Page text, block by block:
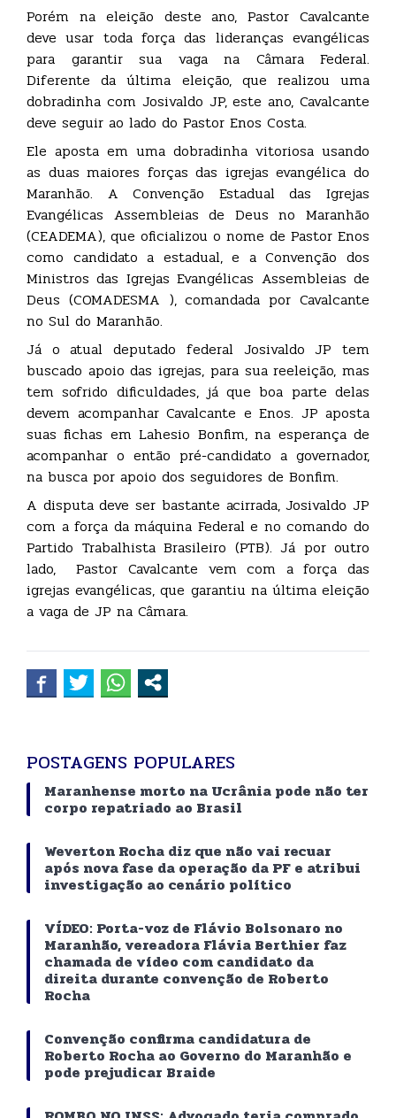
Porém na eleição deste ano, Pastor Cavalcante
deve usar toda força das lideranças evangélicas
para garantir sua vaga na Câmara Federal.
Diferente da última eleição, que realizou uma
dobradinha com Josivaldo JP, este ano, Cavalcante
deve seguir ao lado do Pastor Enos Costa.
Ele aposta em uma dobradinha vitoriosa usando
as duas maiores forças das igrejas evangélica do
Maranhão. A Convenção Estadual das Igrejas
Evangélicas Assembleias de Deus no Maranhão
(CEADEMA), que oficializou o nome de Pastor Enos
como candidato a estadual, e a Convenção dos
Ministros das Igrejas Evangélicas Assembleias de
Deus (COMADESMA ), comandada por Cavalcante
no Sul do Maranhão.
Já o atual deputado federal Josivaldo JP tem
buscado apoio das igrejas, para sua reeleição, mas
tem sofrido dificuldades, já que boa parte delas
devem acompanhar Cavalcante e Enos. JP aposta
suas fichas em Lahesio Bonfim, na esperança de
acompanhar o então pré-candidato a governador,
na busca por apoio dos seguidores de Bonfim.
A disputa deve ser bastante acirrada, Josivaldo JP
com a força da máquina Federal e no comando do
Partido Trabalhista Brasileiro (PTB). Já por outro
lado, Pastor Cavalcante vem com a força das
igrejas evangélicas, que garantiu na última eleição
a vaga de JP na Câmara.
POSTAGENS POPULARES
Maranhense morto na Ucrânia pode não ter
corpo repatriado ao Brasil
Weverton Rocha diz que não vai recuar
após nova fase da operação da PF e atribui
investigação ao cenário político
VÍDEO: Porta-voz de Flávio Bolsonaro no
Maranhão, vereadora Flávia Berthier faz
chamada de vídeo com candidato da
direita durante convenção de Roberto
Rocha
Convenção confirma candidatura de
Roberto Rocha ao Governo do Maranhão e
pode prejudicar Braide